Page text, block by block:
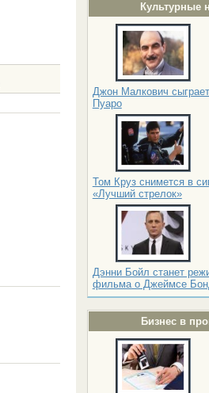
Культурные
Джон Малкович
Пуаро
Том Круз снимется в
«Лучший стрелок»
Дэнни Бойл станет
фильма о Джеймсе
Бизнес в